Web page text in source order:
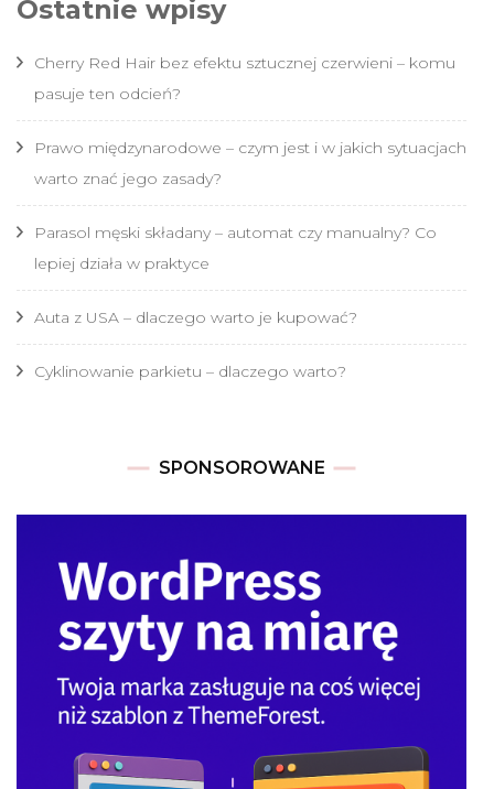
Ostatnie wpisy
Cherry Red Hair bez efektu sztucznej czerwieni – komu
pasuje ten odcień?
Prawo międzynarodowe – czym jest i w jakich sytuacjach
warto znać jego zasady?
Parasol męski składany – automat czy manualny? Co
lepiej działa w praktyce
Auta z USA – dlaczego warto je kupować?
Cyklinowanie parkietu – dlaczego warto?
SPONSOROWANE